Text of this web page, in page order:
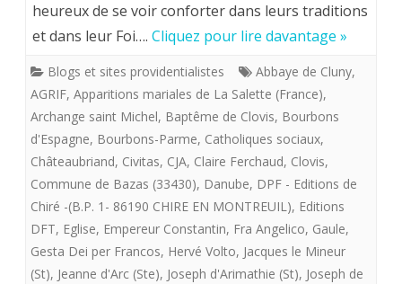
LA
DIVINE
FRANCE
heureux de se voir conforter dans leurs traditions
et dans leur Foi…. Cliquez pour lire davantage »
Blogs et sites providentialistes Abbaye de Cluny,
AGRIF, Apparitions mariales de La Salette (France),
Archange saint Michel, Baptême de Clovis, Bourbons
d'Espagne, Bourbons-Parme, Catholiques sociaux,
Châteaubriand, Civitas, CJA, Claire Ferchaud, Clovis,
Commune de Bazas (33430), Danube, DPF - Editions de
Chiré -(B.P. 1- 86190 CHIRE EN MONTREUIL), Editions
DFT, Eglise, Empereur Constantin, Fra Angelico, Gaule,
Gesta Dei per Francos, Hervé Volto, Jacques le Mineur
(St), Jeanne d'Arc (Ste), Joseph d'Arimathie (St), Joseph de